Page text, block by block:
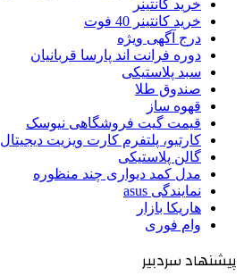
خرید کانتینر
خرید کانتینر 40 فوت
درج آگهی ویژه
دوره فرانت اند پارسا قربانیان
سبد پلاستیکی
صندوق طلا
قهوه ساز
قیمت گیت فروشگاهی نیوسک
کارتیو، پلتفرم کارت ویزیت دیجیتال
گالن پلاستیکی
مدل کمد دیواری چند منظوره
نمایندگی asus
هاریکا بازار
وام فوری
پیشنهاد سردبیر